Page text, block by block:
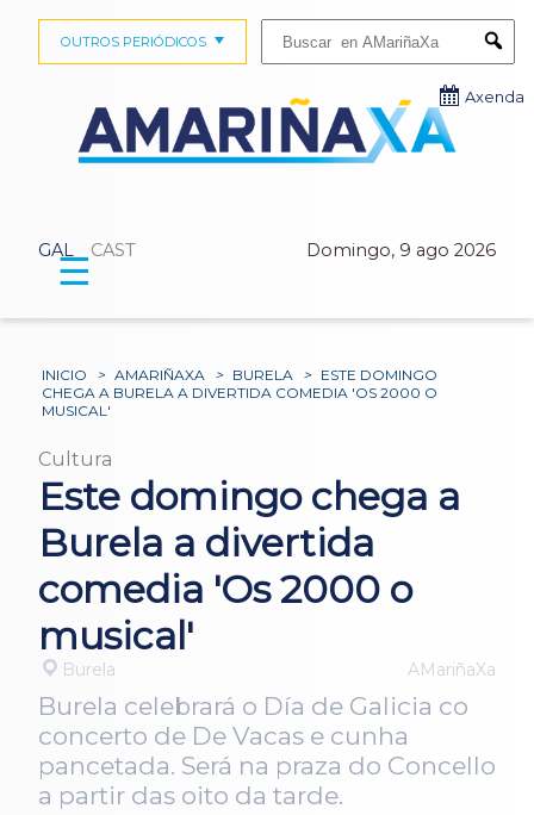
GAL CAST Domingo, 9 ago 2026
OUTROS PERIÓDICOS
Axenda
☰
INICIO > AMARIÑAXA > BURELA > ESTE DOMINGO
CHEGA A BURELA A DIVERTIDA COMEDIA 'OS 2000 O
MUSICAL'
Cultura
Este domingo chega a
Burela a divertida
comedia 'Os 2000 o
musical'
Burela AMariñaXa
Burela celebrará o Día de Galicia co
concerto de De Vacas e cunha
pancetada. Será na praza do Concello
a partir das oito da tarde.